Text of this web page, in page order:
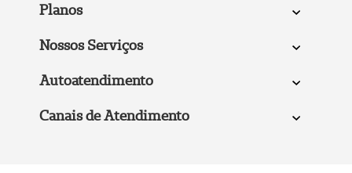
Saiba mais
Planos
Nossos Serviços
Autoatendimento
Canais de Atendimento